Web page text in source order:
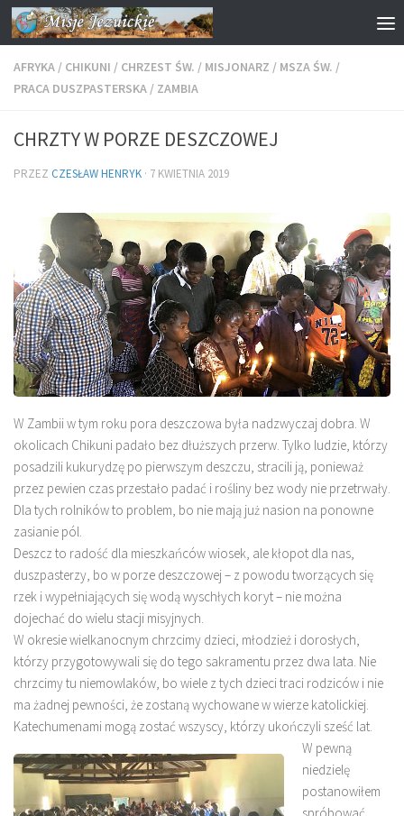
Przejdź do treści
AFRYKA / CHIKUNI / CHRZEST ŚW. / MISJONARZ / MSZA ŚW. /
PRACA DUSZPASTERSKA / ZAMBIA
CHRZTY W PORZE DESZCZOWEJ
PRZEZ CZESŁAW HENRYK · 7 KWIETNIA 2019
W Zambii w tym roku pora deszczowa była nadzwyczaj dobra. W
okolicach Chikuni padało bez dłuższych przerw. Tylko ludzie, którzy
posadzili kukurydzę po pierwszym deszczu, stracili ją, ponieważ
przez pewien czas przestało padać i rośliny bez wody nie przetrwały.
Dla tych rolników to problem, bo nie mają już nasion na ponowne
zasianie pól.
Deszcz to radość dla mieszkańców wiosek, ale kłopot dla nas,
duszpasterzy, bo w porze deszczowej – z powodu tworzących się
rzek i wypełniających się wodą wyschłych koryt – nie można
dojechać do wielu stacji misyjnych.
W okresie wielkanocnym chrzcimy dzieci, młodzież i dorosłych,
którzy przygotowywali się do tego sakramentu przez dwa lata. Nie
chrzcimy tu niemowlaków, bo wiele z tych dzieci traci rodziców i nie
ma żadnej pewności, że zostaną wychowane w wierze katolickiej.
Katechumenami mogą zostać wszyscy, którzy ukończyli sześć lat.
W pewną
niedzielę
postanowiłem